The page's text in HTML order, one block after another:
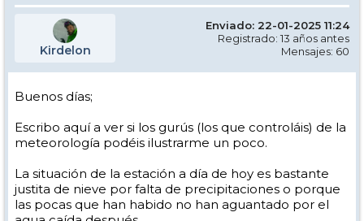
Kirdelon
Enviado: 22-01-2025 11:24
Registrado: 13 años antes
Mensajes: 60
Buenos días;
Escribo aquí a ver si los gurús (los que controláis) de la
meteorología podéis ilustrarme un poco.
La situación de la estación a día de hoy es bastante
justita de nieve por falta de precipitaciones o porque
las pocas que han habido no han aguantado por el